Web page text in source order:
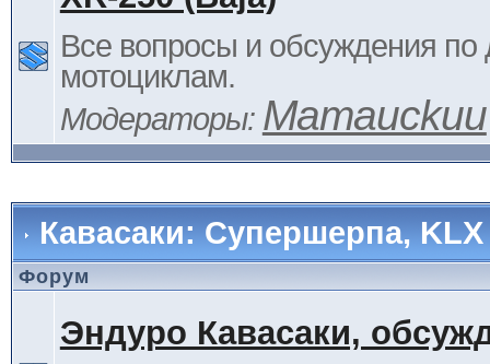
Все вопросы и обсуждения
мотоциклам.
Модераторы: Mamauckuu
Кавасаки: Супершерпа,
Форум
Эндуро Кавасаки,